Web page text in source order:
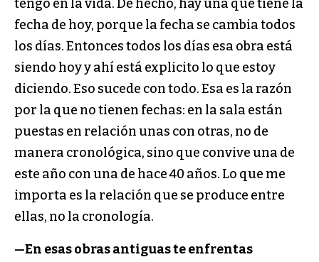
tengo en la vida. De hecho, hay una que tiene la
fecha de hoy, porque la fecha se cambia todos
los días. Entonces todos los días esa obra está
siendo hoy y ahí está explicito lo que estoy
diciendo. Eso sucede con todo. Esa es la razón
por la que no tienen fechas: en la sala están
puestas en relación unas con otras, no de
manera cronológica, sino que convive una de
este año con una de hace 40 años. Lo que me
importa es la relación que se produce entre
ellas, no la cronología.
—En esas obras antiguas te enfrentas